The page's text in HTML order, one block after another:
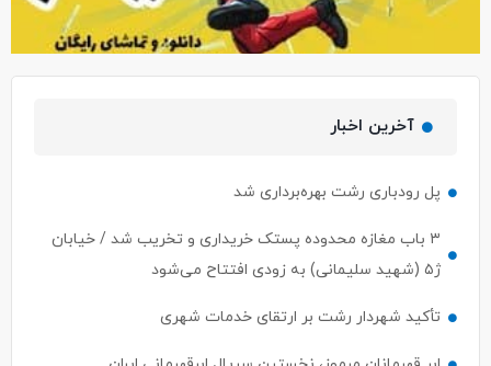
آخرین اخبار
پل رودباری رشت بهره‌برداری شد
۳ باب مغازه محدوده پستک خریداری و تخریب شد / خیابان
ژ۵ (شهید سلیمانی) به زودی افتتاح می‌شود
تأکید شهردار رشت بر ارتقای خدمات شهری